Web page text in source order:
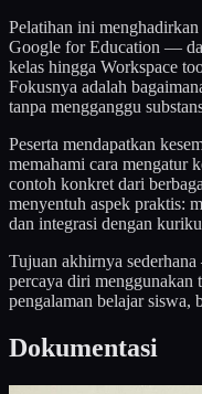
Pelatihan ini
Google for Education —
kelas hingga Workspace
Fokusnya adalah
tanpa mengganggu
Peserta mendapatkan
memahami cara mengatur
contoh konkret dari
menyentuh aspek praktis:
dan integrasi dengan
Tujuan akhirnya
percaya diri menggunakan
pengalaman belajar siswa,
Dokumentasi